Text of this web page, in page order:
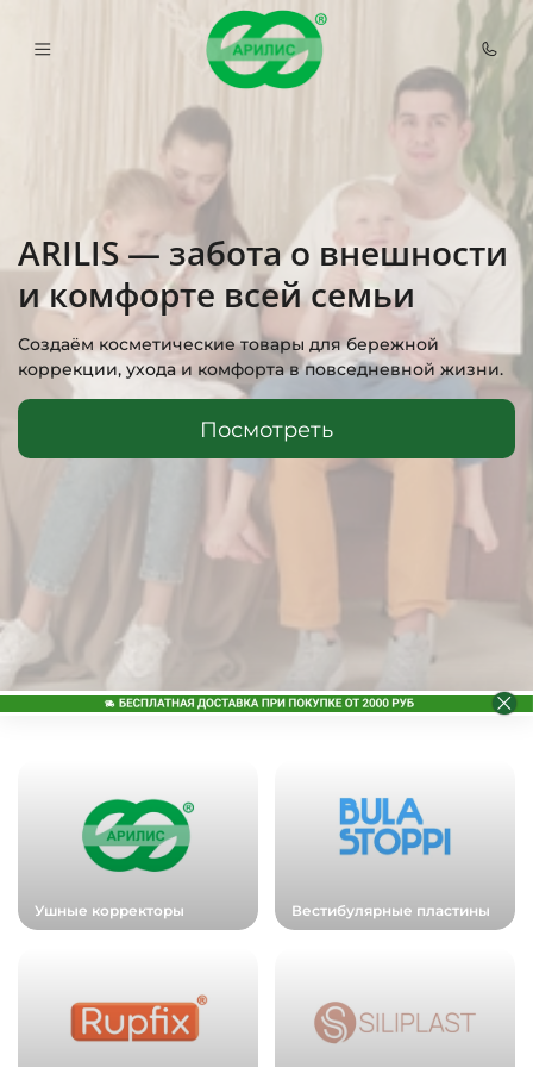
ARILIS — забота о внешности
и комфорте всей семьи
Создаём косметические товары для бережной
коррекции, ухода и комфорта в повседневной жизни.
Посмотреть
Ушные корректоры Вестибулярные пластины